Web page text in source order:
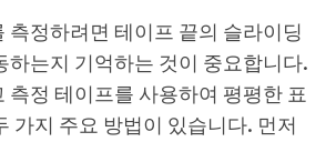
측정하려면 테이프 끝의 슬라이딩
하는지 기억하는 것이 중요합니다.
측정 테이프를 사용하여 평평한 표
가지 주요 방법이 있습니다. 먼저